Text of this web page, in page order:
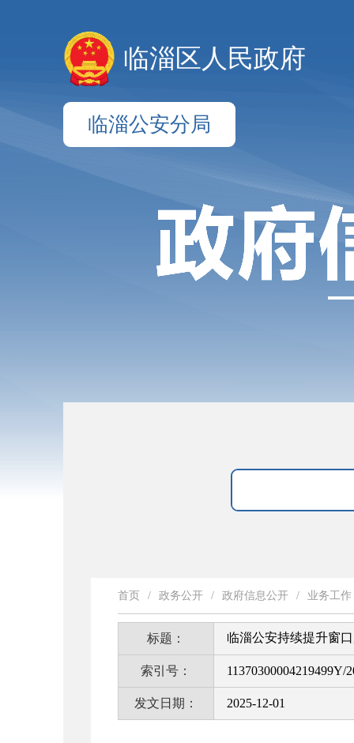
临淄区人民政府
临淄公安分局
首页 / 政务公开 / 政府信息公开 / 业务工作
标题： 临淄公安持续提升窗
索引号： 11370300004219499Y/
发文日期： 2025-12-01